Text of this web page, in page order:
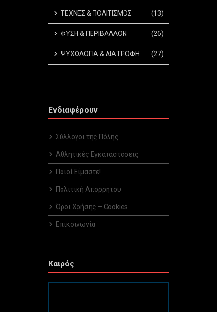
ΤΕΧΝΕΣ & ΠΟΛΙΤΙΣΜΟΣ (13)
ΦΥΣΗ & ΠΕΡΙΒΑΛΛΟΝ (26)
ΨΥΧΟΛΟΓΙΑ & ΔΙΑΤΡΟΦΗ (27)
Ενδιαφέρουν
Σύλλογοι της Πόλης
Αθλητικές Εγκαταστάσεις
Ποιοί Είμαστε!
Πολιτική Απορρήτου
Όροι Χρήσης – Cookies
Επικοινωνία
Καιρός